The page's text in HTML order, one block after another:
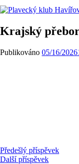
Krajský
Publikováno 05/16/2026
Předešlý příspěvek
Další příspěvek